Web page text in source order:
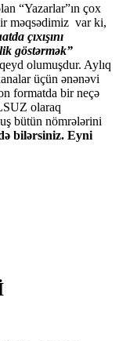
“Yazarlar”ın çox
məqsədimiz var ki,
çıxışını
göstәrmәk”
olumuşdur. Aylıq
üçün ənənəvi
formatda bir neçə
olaraq
bütün nömrələrini
bilərsiniz. Eyni